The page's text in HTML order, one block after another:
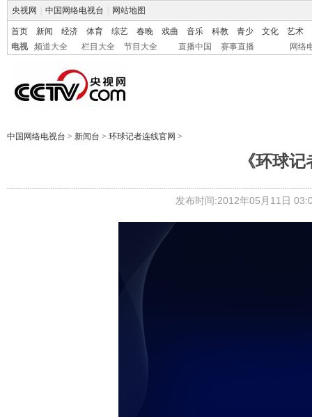
央视网 中国网络电视台 网站地图
首页 新闻 经济 体育 综艺 春晚 戏曲 音乐 科教 青少 文化
艺术
电视
频道大全 栏目大全 节目大全 直播中国 赛事直播 网络
中国网络电视台 > 新闻台 > 环球记者连线官网 >
《环球
发布时间:2012年05月11日